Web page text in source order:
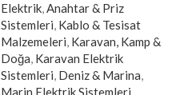
Tunçmatik Powersurge
TSK19021 ikili akım korumalı
priz, elektronik cihazlarınızı ani
voltaj dalgalanmalarına, yüksek
akım ve yıldırım kaynaklı
Elektrik,Anahtar & Priz
Sistemleri, Kablo & Tesisat
Malzemeleri, Karavan, Kamp &
Doğa, Karavan Elektrik
Sistemleri, Deniz & Marina,
Marin Elektrik Sistemleri